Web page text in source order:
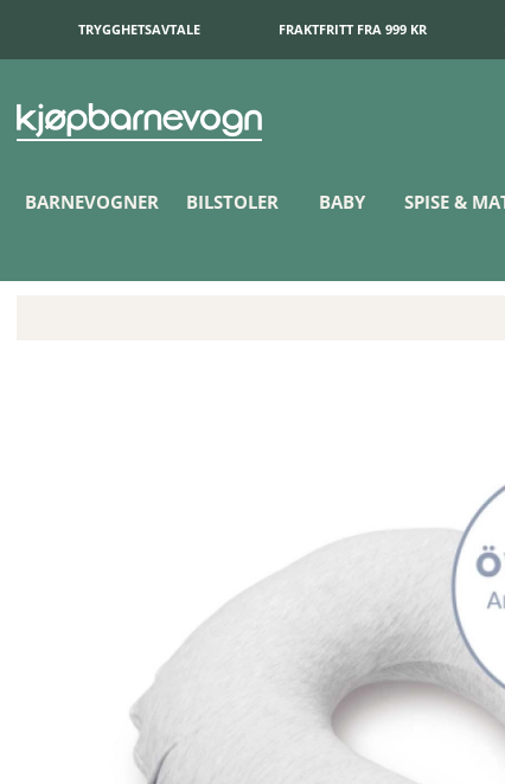
TRYGGHETSAVTALE FRAKTFRITT FRA 999 KR
BARNEVOGNER BILSTOLER BABY SPISE &